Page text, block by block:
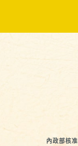
內政部核